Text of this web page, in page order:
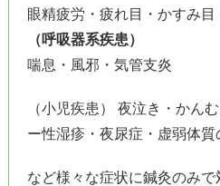
眼精疲労・疲れ目・かすみ
（呼吸器系疾患）
喘息・風邪・気管支炎
（小児疾患） 夜泣き・かん
ー性湿疹・夜尿症・虚弱体質
など様々な症状に鍼灸のみで